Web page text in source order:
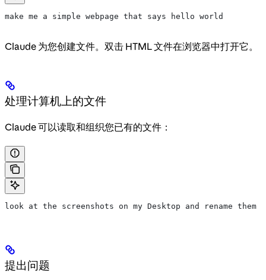
make me a simple webpage that says hello world
Claude 为您创建文件。双击 HTML 文件在浏览器中打开它。
处理计算机上的文件
Claude 可以读取和组织您已有的文件：
look at the screenshots on my Desktop and rename them
提出问题